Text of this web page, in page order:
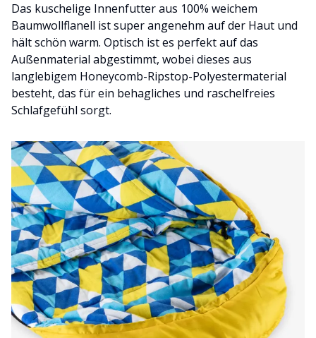
Das kuschelige Innenfutter aus 100% weichem
Baumwollflanell ist super angenehm auf der Haut und
hält schön warm. Optisch ist es perfekt auf das
Außenmaterial abgestimmt, wobei dieses aus
langlebigem Honeycomb-Ripstop-Polyestermaterial
besteht, das für ein behagliches und raschelfreies
Schlafgefühl sorgt.